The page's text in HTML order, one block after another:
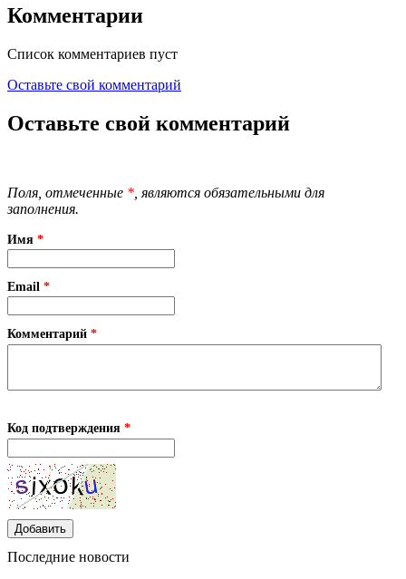
Комментарии
Список комментариев пуст
Оставьте свой комментарий
Оставьте свой комментарий
Поля, отмеченные * , являются обязательными для
заполнения.
Имя *
Email *
Комментарий *
Код подтверждения *
Последние новости